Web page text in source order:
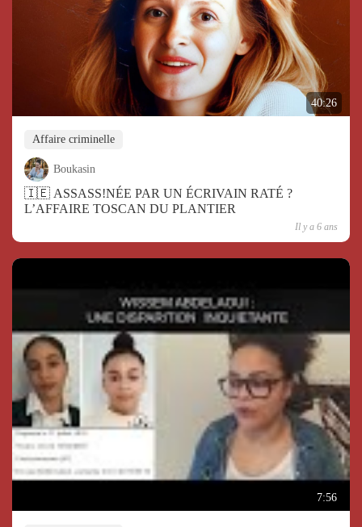
40:26
Affaire criminelle
Boukasin
🇮🇪 ASSASS!NÉE PAR UN ÉCRIVAIN RATÉ ?
L’AFFAIRE TOSCAN DU PLANTIER
Il y a 6 ans
7:56